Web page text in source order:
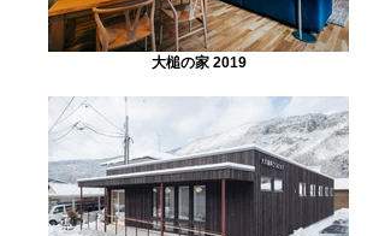
大槌の家 2019